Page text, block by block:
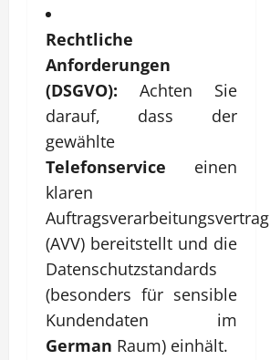
Rechtliche
Anforderungen
(DSGVO): Achten Sie
darauf, dass der
gewählte
Telefonservice einen
klaren
Auftragsverarbeitungsvertrag
(AVV) bereitstellt und die
Datenschutzstandards
(besonders für sensible
Kundendaten im
German Raum) einhält.